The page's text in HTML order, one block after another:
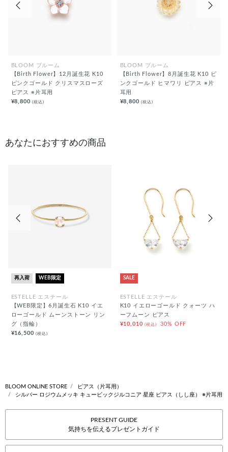
BLOOM ブルーム
【Birth Flower】12月誕生花 K10
ピンクゴールド クリスマスローズ
ピアス ※片耳用
¥8,800(税込)
BLOOM ブルーム
【Birth Flower】8月誕生花 K10 ピ
ンクゴールド ヒマワリ ピアス ※片
耳用
¥8,800(税込)
あなたにおすすめの商品
再入荷 WEB限定
ESTELLE エステール
【WEB限定】6月誕生石 K10 イエ
ローゴールド ムーンストーン リン
グ（指輪）
¥16,500(税込)
SALE
ESTELLE エステール
K10 イエローゴールド クォーツ ハ
ーフムーン ピアス
¥10,010(税込) 30% OFF
前の画像
BLOOM ONLINE STORE
ピアス（片耳用）
シルバー ロジウムメッキ キュービックジルコニア 星座 ピアス（しし座） ※片耳用
PRESENT GUIDE
気持ちを伝えるプレゼントガイド